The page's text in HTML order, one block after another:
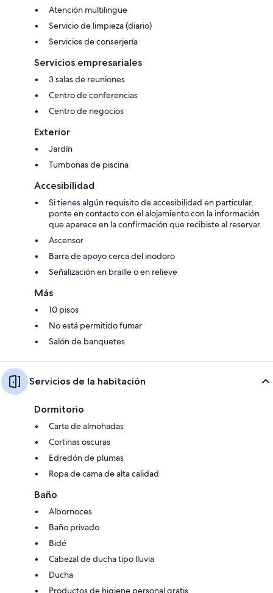
Atención multilingüe
Servicio de limpieza (diario)
Servicios de conserjería
Servicios empresariales
3 salas de reuniones
Centro de conferencias
Centro de negocios
Exterior
Jardín
Tumbonas de piscina
Accesibilidad
Si tienes algún requisito de accesibilidad en particular,
ponte en contacto con el alojamiento con la información
que aparece en la confirmación que recibiste al reservar.
Ascensor
Barra de apoyo cerca del inodoro
Señalización en braille o en relieve
Más
10 pisos
No está permitido fumar
Salón de banquetes
Servicios de la habitación
Dormitorio
Carta de almohadas
Cortinas oscuras
Edredón de plumas
Ropa de cama de alta calidad
Baño
Albornoces
Baño privado
Bidé
Cabezal de ducha tipo lluvia
Ducha
Productos de higiene personal gratis